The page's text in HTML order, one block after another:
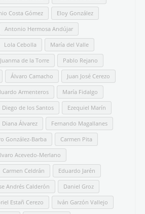
Costa Gómez Eloy González
Antonio Hermosa Andújar
Lola Cebolla María del Valle
Juanma de la Torre Pablo Rejano
Álvaro Camacho Juan José Cerezo
Armenteros María Fidalgo
Diego de los Santos Ezequiel Marín
Diana Álvarez Fernando Magallanes
González-Barba Carmen Pita
Acevedo-Merlano
Carmen Celdrán Eduardo Jarén
Andrés Calderón Daniel Groz
Estañ Cerezo Iván Garzón Vallejo